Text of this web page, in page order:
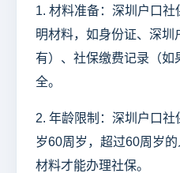
1. 材料准备：深圳户口
明材料，如身份证、深圳
有）、社保缴费记录（如
全。
2. 年龄限制：深圳户口
岁60周岁，超过60周岁
材料才能办理社保。